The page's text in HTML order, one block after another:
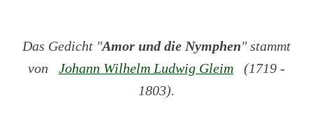
Das Gedicht "Amor und die Nymphen" stammt
von
Johann Wilhelm Ludwig Gleim (1719 -
1803).